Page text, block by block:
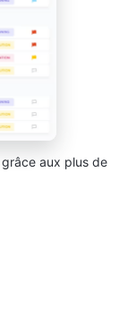
aux plus de